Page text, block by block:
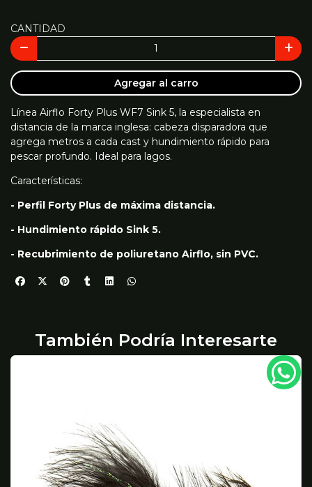
CANTIDAD
Agregar al carro
Línea Airflo Forty Plus WF7 Sink 5, la especialista en
distancia de la marca inglesa: cabeza disparadora que
agrega metros a cada cast y hundimiento rápido para
pescar profundo. Ideal para lagos.
Características:
- Perfil Forty Plus de máxima distancia.
- Hundimiento rápido Sink 5.
- Recubrimiento de poliuretano Airflo, sin PVC.
También Podría Interesarte